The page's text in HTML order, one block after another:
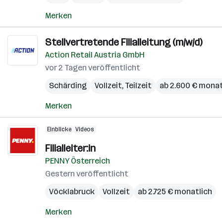
Merken
Stellvertretende Filialleitung (m/w/d)
Action Retail Austria GmbH
vor 2 Tagen veröffentlicht
Schärding
Vollzeit, Teilzeit ab 2.600 €
Merken
Einblicke Videos
Filialleiter:in
PENNY Österreich
Gestern veröffentlicht
Vöcklabruck
Vollzeit ab 2.725 € monatlich
Merken